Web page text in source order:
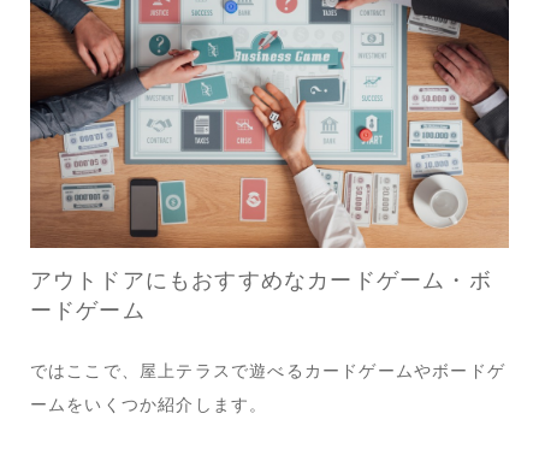
アウトドアにもおすすめなカードゲーム・ボ
ードゲーム
ではここで、屋上テラスで遊べるカードゲームやボードゲ
ームをいくつか紹介します。